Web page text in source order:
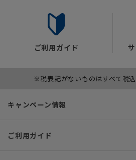
ご利用ガイド
※税表記がないものはすべて税
キャンペーン情報
ご利用ガイド